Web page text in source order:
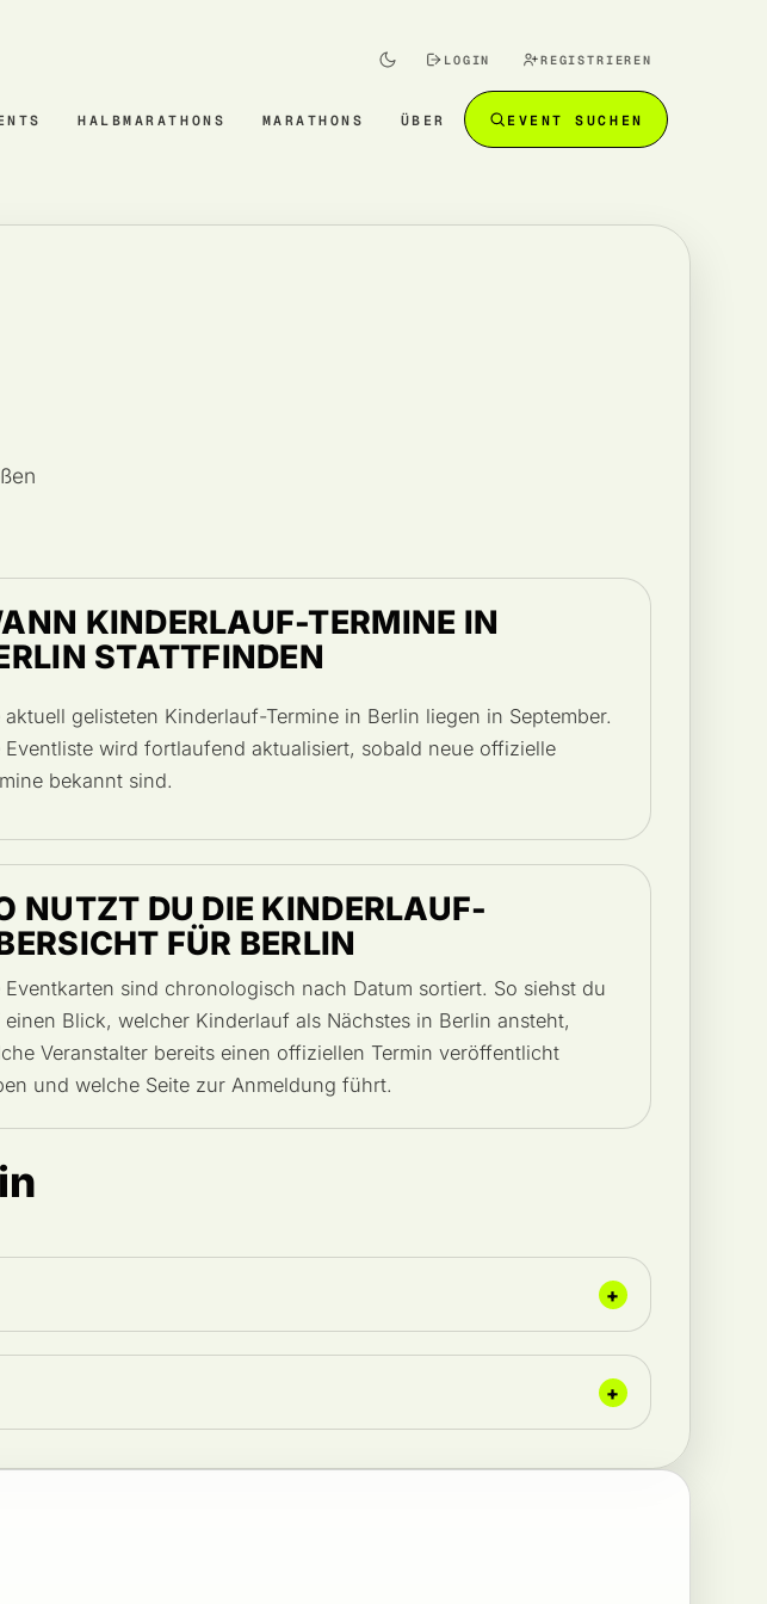
LOGIN REGISTRIEREN
HALBMARATHONS MARATHONS ÜBER EVENT SUCHEN
KINDERLAUF-TERMINE IN
STATTFINDEN
aktuell gelisteten Kinderlauf-Termine in Berlin liegen in September.
Eventliste wird fortlaufend aktualisiert, sobald neue offizielle
bekannt sind.
NUTZT DU DIE KINDERLAUF-
FÜR BERLIN
Eventkarten sind chronologisch nach Datum sortiert. So siehst du
einen Blick, welcher Kinderlauf als Nächstes in Berlin ansteht,
Veranstalter bereits einen offiziellen Termin veröffentlicht
und welche Seite zur Anmeldung führt.